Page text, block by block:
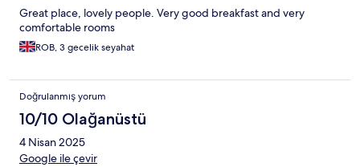
Great place, lovely people. Very good breakfast and very
comfortable rooms
ROB, 3 gecelik seyahat
Doğrulanmış yorum
10/10 Olağanüstü
4 Nisan 2025
Google ile çevir